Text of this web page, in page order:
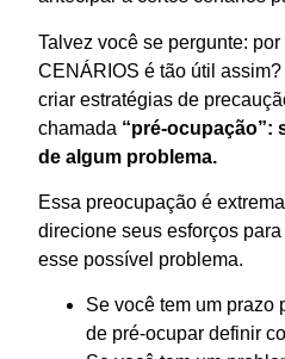
Talvez você se pergunte:
CENÁRIOS é tão útil
criar estratégias de
chamada “pré-ocupação”:
de algum problema.
Essa preocupação é
direcione seus esforços
esse possível problema.
Se você tem um prazo
de pré-ocupar definir